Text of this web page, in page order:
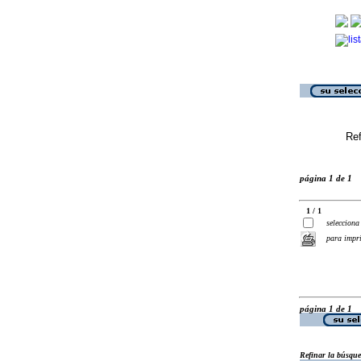
página 1 de 1
1 / 1
selecciona
para
página 1 de 1
Refinar la